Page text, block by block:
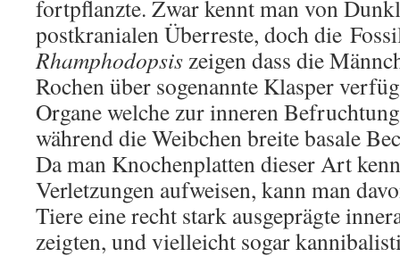
fortpflanzte. Zwar kennt man von
postkranialen Überreste, doch die
Rhamphodopsiszeigen dass die
Rochen über sogenannte Klasper
Organe welche zur inneren
während die Weibchen breite basale
Da man Knochenplatten dieser Art
Verletzungen aufweisen, kann man
Tiere eine recht stark ausgeprägte
zeigten, und vielleicht sogar